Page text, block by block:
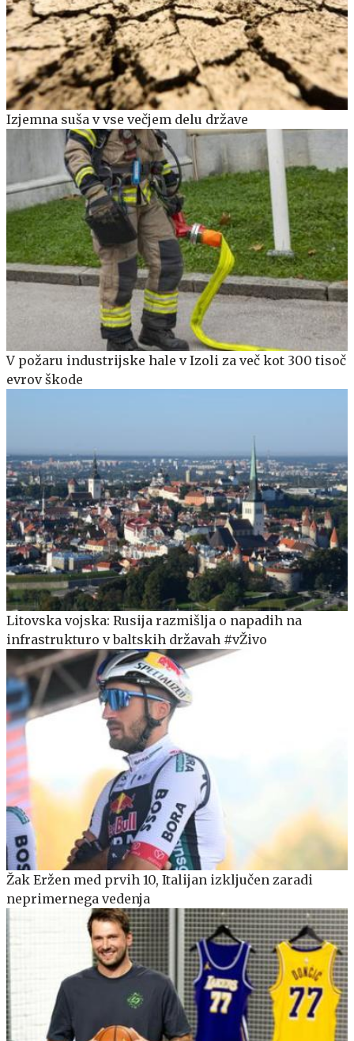
Izjemna suša v vse večjem delu države
V požaru industrijske hale v Izoli za več kot 300 tisoč
evrov škode
Litovska vojska: Rusija razmišlja o napadih na
infrastrukturo v baltskih državah #vŽivo
Žak Eržen med prvih 10, Italijan izključen zaradi
neprimernega vedenja